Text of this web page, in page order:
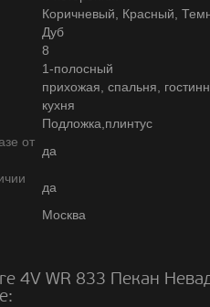
Коричневый, Красный,
Дуб
8
1-полосный
прихожая, спальня,
кухня
Подложка,плинтус
от
да
да
Москва
4V WR 833 Пекан